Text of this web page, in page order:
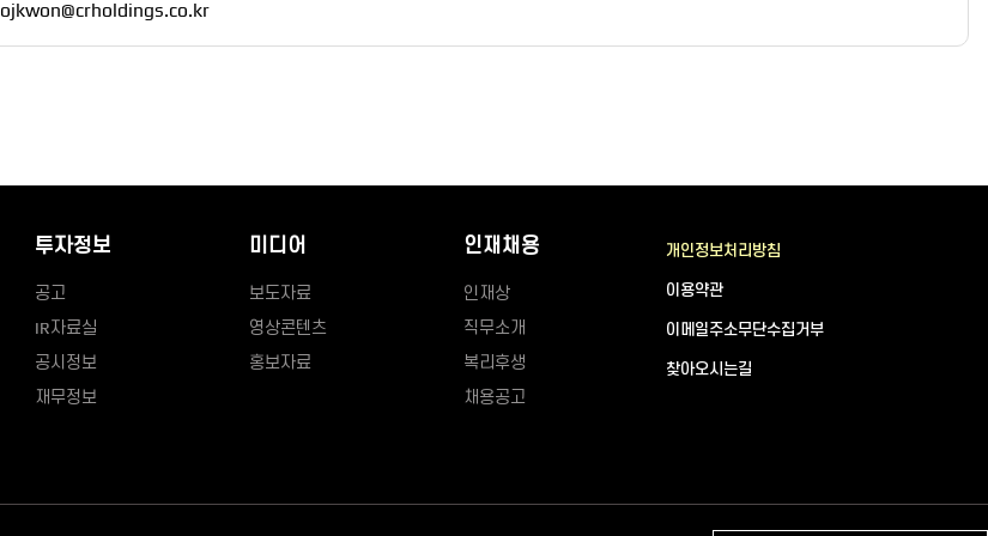
ojkwon@crholdings.co.kr
투자정보
공고
IR자료실
공시정보
재무정보
미디어
보도자료
영상콘텐츠
홍보자료
인재채용
인재상
직무소개
복리후생
채용공고
개인정보처리방침
이용약관
이메일주소무단수집거부
찾아오시는길